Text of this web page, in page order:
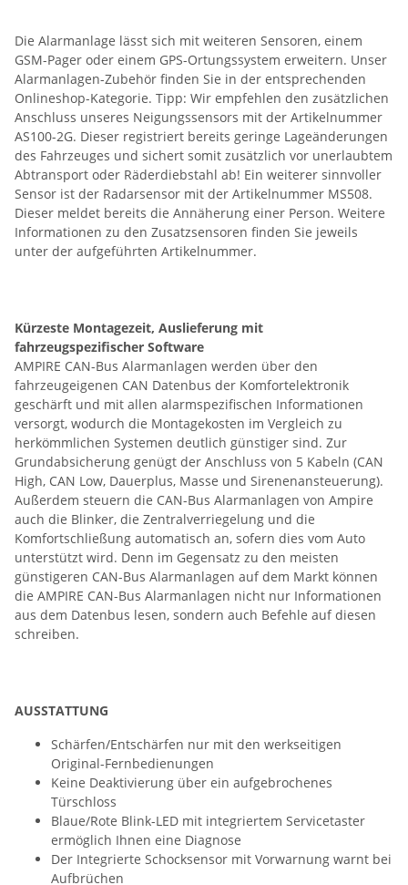
Die Alarmanlage lässt sich mit weiteren Sensoren, einem
GSM-Pager oder einem GPS-Ortungssystem erweitern. Unser
Alarmanlagen-Zubehör finden Sie in der entsprechenden
Onlineshop-Kategorie. Tipp: Wir empfehlen den zusätzlichen
Anschluss unseres Neigungssensors mit der Artikelnummer
AS100-2G. Dieser registriert bereits geringe Lageänderungen
des Fahrzeuges und sichert somit zusätzlich vor unerlaubtem
Abtransport oder Räderdiebstahl ab! Ein weiterer sinnvoller
Sensor ist der Radarsensor mit der Artikelnummer MS508.
Dieser meldet bereits die Annäherung einer Person. Weitere
Informationen zu den Zusatzsensoren finden Sie jeweils
unter der aufgeführten Artikelnummer.
Kürzeste Montagezeit, Auslieferung mit
fahrzeugspezifischer Software
AMPIRE CAN-Bus Alarmanlagen werden über den
fahrzeugeigenen CAN Datenbus der Komfortelektronik
geschärft und mit allen alarmspezifischen Informationen
versorgt, wodurch die Montagekosten im Vergleich zu
herkömmlichen Systemen deutlich günstiger sind. Zur
Grundabsicherung genügt der Anschluss von 5 Kabeln (CAN
High, CAN Low, Dauerplus, Masse und Sirenenansteuerung).
Außerdem steuern die CAN-Bus Alarmanlagen von Ampire
auch die Blinker, die Zentralverriegelung und die
Komfortschließung automatisch an, sofern dies vom Auto
unterstützt wird. Denn im Gegensatz zu den meisten
günstigeren CAN-Bus Alarmanlagen auf dem Markt können
die AMPIRE CAN-Bus Alarmanlagen nicht nur Informationen
aus dem Datenbus lesen, sondern auch Befehle auf diesen
schreiben.
AUSSTATTUNG
Schärfen/Entschärfen nur mit den werkseitigen
Original-Fernbedienungen
Keine Deaktivierung über ein aufgebrochenes
Türschloss
Blaue/Rote Blink-LED mit integriertem Servicetaster
ermöglich Ihnen eine Diagnose
Der Integrierte Schocksensor mit Vorwarnung warnt bei
Aufbrüchen